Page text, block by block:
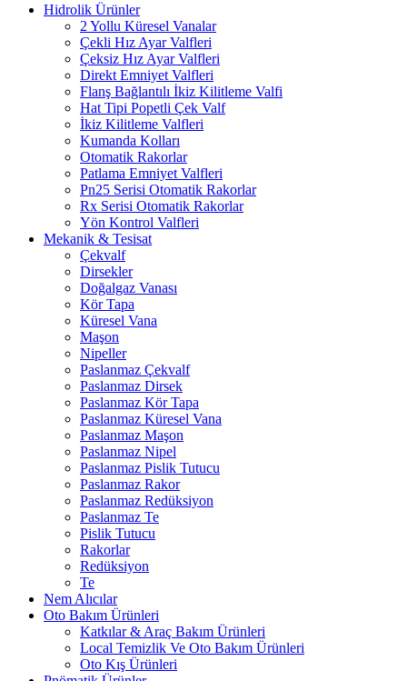
Hidrolik Ürünler
2 Yollu Küresel Vanalar
Çekli Hız Ayar Valfleri
Çeksiz Hız Ayar Valfleri
Direkt Emniyet Valfleri
Flanş Bağlantılı İkiz Kilitleme Valfi
Hat Tipi Popetli Çek Valf
İkiz Kilitleme Valfleri
Kumanda Kolları
Otomatik Rakorlar
Patlama Emniyet Valfleri
Pn25 Serisi Otomatik Rakorlar
Rx Serisi Otomatik Rakorlar
Yön Kontrol Valfleri
Mekanik & Tesisat
Çekvalf
Dirsekler
Doğalgaz Vanası
Kör Tapa
Küresel Vana
Maşon
Nipeller
Paslanmaz Çekvalf
Paslanmaz Dirsek
Paslanmaz Kör Tapa
Paslanmaz Küresel Vana
Paslanmaz Maşon
Paslanmaz Nipel
Paslanmaz Pislik Tutucu
Paslanmaz Rakor
Paslanmaz Redüksiyon
Paslanmaz Te
Pislik Tutucu
Rakorlar
Redüksiyon
Te
Nem Alıcılar
Oto Bakım Ürünleri
Katkılar & Araç Bakım Ürünleri
Local Temizlik Ve Oto Bakım Ürünleri
Oto Kış Ürünleri